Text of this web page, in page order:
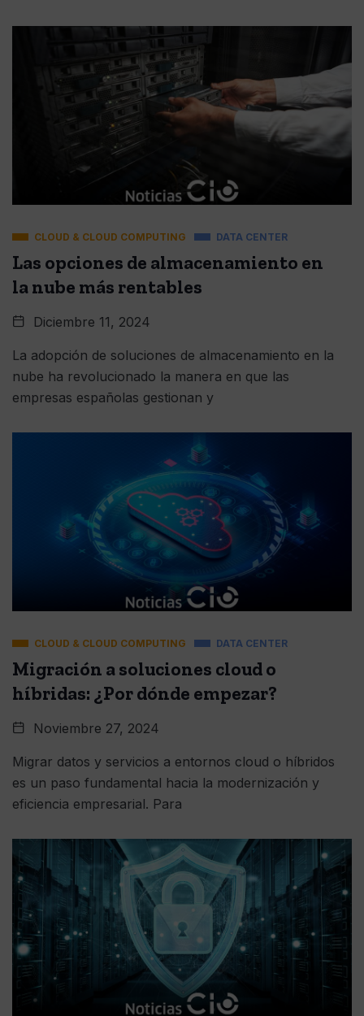
CLOUD & CLOUD COMPUTING DATA CENTER
Las opciones de almacenamiento en
la nube más rentables
Diciembre 11, 2024
La adopción de soluciones de almacenamiento en la
nube ha revolucionado la manera en que las
empresas españolas gestionan y
CLOUD & CLOUD COMPUTING DATA CENTER
Migración a soluciones cloud o
híbridas: ¿Por dónde empezar?
Noviembre 27, 2024
Migrar datos y servicios a entornos cloud o híbridos
es un paso fundamental hacia la modernización y
eficiencia empresarial. Para